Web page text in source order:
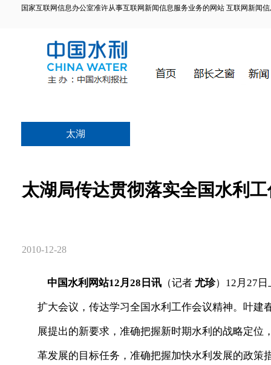
国家互联网信息办公室准许从事互联网新闻信息服务业务的网站 互联网新闻信
太湖
太湖局传达贯彻落实全国水利
2010-12-28
中国水利网站12月28日讯 （记者 尤珍）12月27
扩大会议，传达学习全国水利工作会议精神。叶
展提出的新要求，准确把握新时期水利的战略定
革发展的目标任务，准确把握加快水利发展的政策